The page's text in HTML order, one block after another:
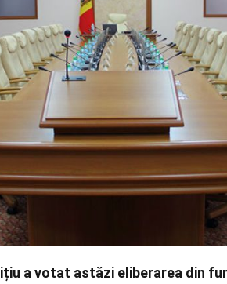
a votat astăzi eliberarea din